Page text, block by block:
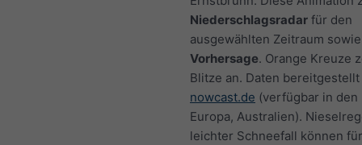
Niederschlagsradar für den
ausgewählten Zeitraum
Vorhersage. Orange Kreuze
Blitze an. Daten
nowcast.de (verfügbar in den
Europa, Australien).
leichter Schneefall können